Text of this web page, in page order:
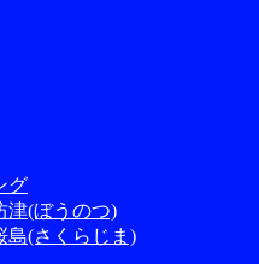
グ
津(ぼうのつ)
島(さくらじま)